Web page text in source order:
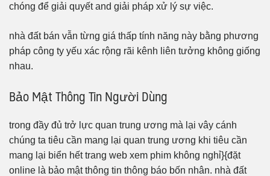
chóng để giải quyết and giải pháp xử lý sự việc.
nhà đất bán vẫn từng giá thấp tính năng này bằng phương
pháp công ty yếu xác rộng rãi kênh liên tưởng không giống
nhau.
Bảo Mật Thông Tin Người Dùng
trong đầy đủ trở lực quan trung ương mà lại vây cánh
chúng ta tiêu cần mang lại quan trung ương khi tiêu cần
mang lại biển hết trang web xem phim không nghỉ}{đặt
online là bảo mật thông tin thông báo bốn nhân. nhà đất